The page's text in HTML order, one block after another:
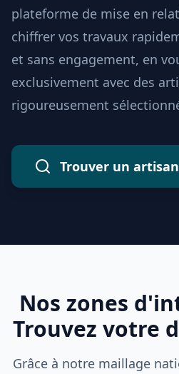
plateforme de mise en
chiffrer vos travaux
et sans engagement, en
exclusivement avec des
rigoureusement
Trouver un
Nos zones
Trouvez votre
Grâce à notre maillage